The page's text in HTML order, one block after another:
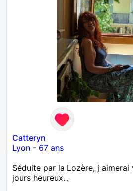
Catteryn
Lyon - 67 ans
Séduite par la Lozère, j aimerai
jours heureux...